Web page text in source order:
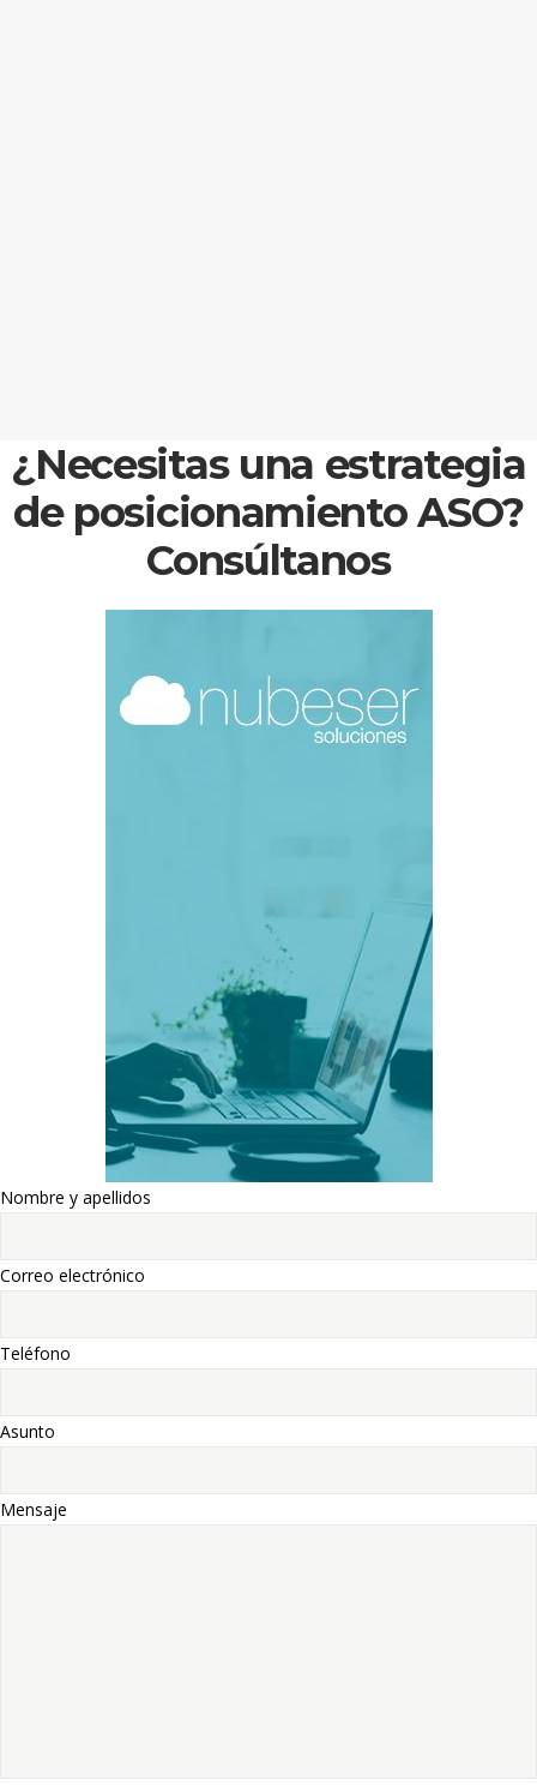
¿Necesitas una estrategia
de posicionamiento ASO?
Consúltanos
Nombre y apellidos
Correo electrónico
Teléfono
Asunto
Mensaje